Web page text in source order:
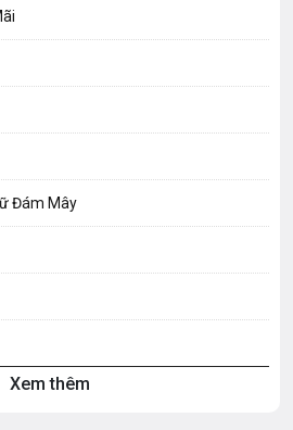
Đám Mây
Xem thêm